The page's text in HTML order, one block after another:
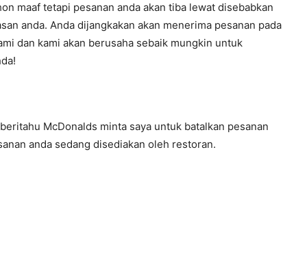
maaf tetapi pesanan anda akan tiba lewat disebabkan
anda. Anda dijangkakan akan menerima pesanan pada
dan kami akan berusaha sebaik mungkin untuk
McDonalds minta saya untuk batalkan pesanan
anda sedang disediakan oleh restoran.